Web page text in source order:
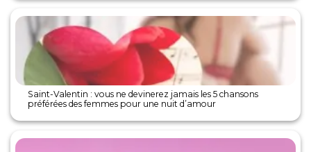
Saint-Valentin : vous ne devinerez jamais les 5 chansons
préférées des femmes pour une nuit d’amour